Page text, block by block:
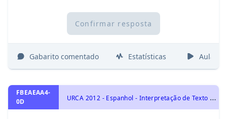
Confirmar resposta
Gabarito comentado Estatísticas Aulas
FBEAEAA4-
0D
U
RCA 2012 - Espanhol - Interpretação de Texto | Comprensión de Lectura